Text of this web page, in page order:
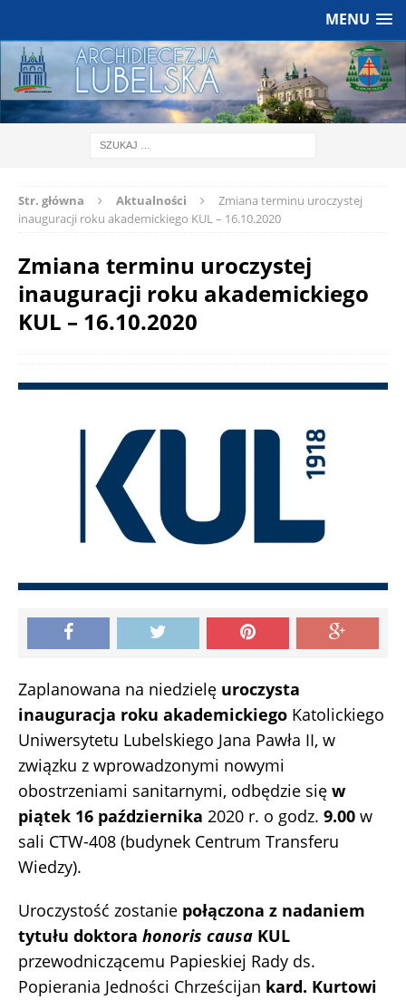
MENU
Str. główna Aktualności
Zmiana terminu uroczystej
inauguracji roku akademickiego KUL – 16.10.2020
Zmiana terminu uroczystej
inauguracji roku akademickiego
KUL – 16.10.2020
Zaplanowana na niedzielę uroczysta
inauguracja roku akademickiego Katolickiego
Uniwersytetu Lubelskiego Jana Pawła II, w
związku z wprowadzonymi nowymi
obostrzeniami sanitarnymi, odbędzie się w
piątek 16 października 2020 r. o godz. 9.00 w
sali CTW-408 (budynek Centrum Transferu
Wiedzy).
Uroczystość zostanie połączona z nadaniem
tytułu doktora honoris causa KUL
przewodniczącemu Papieskiej Rady ds.
Popierania Jedności Chrześcijan kard. Kurtowi